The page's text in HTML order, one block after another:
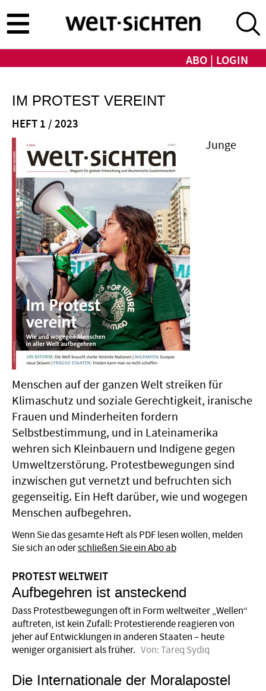
zum
Inhalt
ABO LOGIN
IM PROTEST VEREINT
HEFT 1 / 2023
Junge
Menschen auf der ganzen Welt streiken für
Klimaschutz und soziale Gerechtigkeit, iranische
Frauen und Minderheiten fordern
Selbstbestimmung, und in Lateinamerika
wehren sich Kleinbauern und Indigene gegen
Umweltzerstörung. Protestbewegungen sind
inzwischen gut vernetzt und befruchten sich
gegenseitig. Ein Heft darüber, wie und wogegen
Menschen aufbegehren.
Wenn Sie das gesamte Heft als PDF lesen wollen, melden
Sie sich an oderschließen Sie ein Abo ab
PROTEST WELTWEIT
Aufbegehren ist ansteckend
Dass Protestbewegungen oft in Form weltweiter „Wellen“
auftreten, ist kein Zufall: Protestierende reagieren von
jeher auf Entwicklungen in anderen Staaten – heute
weniger organisiert als früher. Von:Tareq Sydiq
Die Internationale der Moralapostel